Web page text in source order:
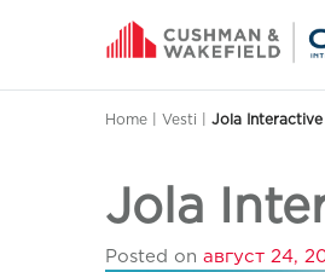
Home Vesti Jola Interactive
Jola
Posted on август 24,